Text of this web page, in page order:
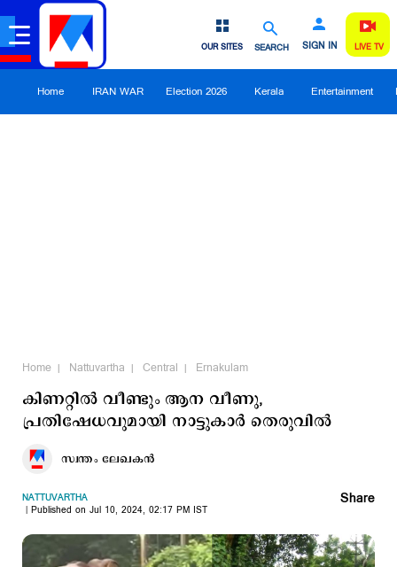
SEARCH SIGN IN
OUR SITES LIVE TV
Home IRAN WAR Election 2026 Kerala Entertainment
Home Nattuvartha Central Ernakulam
കിണറ്റിൽ വീണ്ടും ആന വീണു,
പ്രതിഷേധവുമായി നാട്ടുകാർ തെരുവിൽ
സ്വന്തം ലേഖകൻ
NATTUVARTHA
Published on Jul 10, 2024, 02:17 PM IST
Share